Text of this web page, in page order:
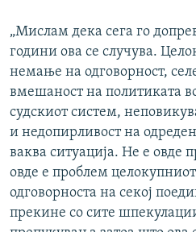
„Мислам дека сега го
години ова се случува.
немање на одговорност,
вмешаност на политиката
судскиот систем,
и недопирливост на
ваква ситуација. Не е овде
овде е проблем
одговорноста на секој
прекине со сите